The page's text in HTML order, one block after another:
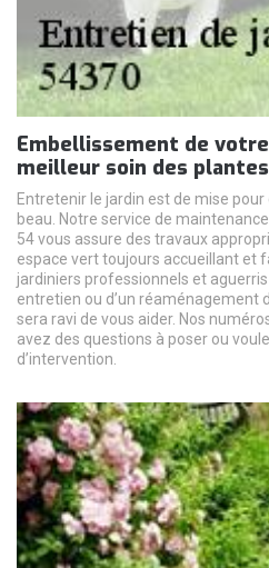
Embellissement de
meilleur soin des
Entretenir le jardin est de mise
beau. Notre service de
54 vous assure des travaux
espace vert toujours accueillant et
jardiniers professionnels et aguerris
entretien ou d’un réaménagement
sera ravi de vous aider. Nos
avez des questions à poser ou
d’intervention.